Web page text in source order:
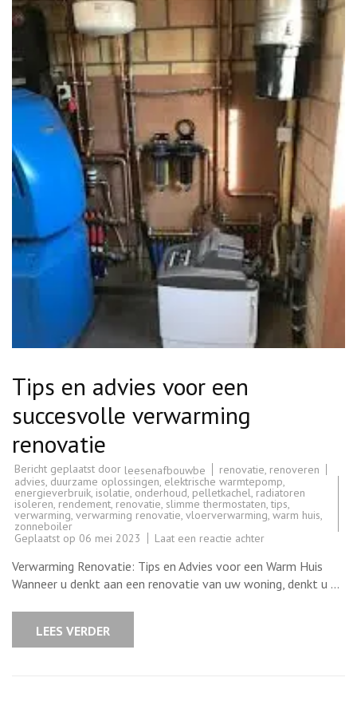
Tips en advies voor een
succesvolle verwarming
renovatie
Bericht geplaatst door leesenafbouwbe renovatie, renoveren
advies duurzame oplossingen elektrische warmtepomp
energieverbruik isolatie onderhoud pelletkachel radiatoren
isoleren rendement renovatie slimme thermostaten ,tips
verwarming verwarming renovatie vloerverwarming warm huis
zonneboiler
Geplaatst op 06 mei 2023 Laat een reactie achterop
en
advies
voor
een
Verwarming Renovatie: Tips en Advies voor een Warm Huis
Wanneer u denkt aan een renovatie van uw woning, denkt u …
LEES VERDER